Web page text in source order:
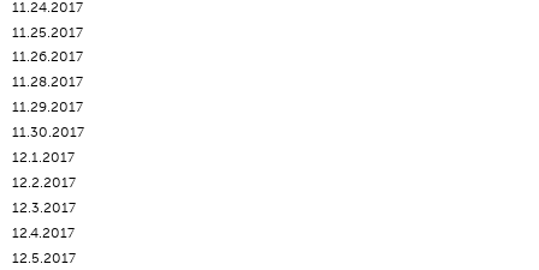
11.24.2017
11.25.2017
11.26.2017
11.28.2017
11.29.2017
11.30.2017
12.1.2017
12.2.2017
12.3.2017
12.4.2017
12.5.2017